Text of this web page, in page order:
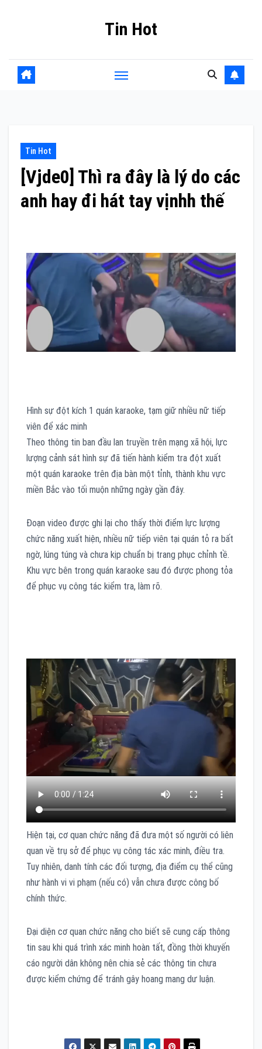
Tin Hot
Tin Hot
[Vjde0] Thì ra đây là lý do các
anh hay đi hát tay vịnhh thế
Hình sự đột kích 1 quán karaoke, tạm giữ nhiều nữ tiếp
viên để xác minh
Theo thông tin ban đầu lan truyền trên mạng xã hội, lực
lượng cảnh sát hình sự đã tiến hành kiểm tra đột xuất
một quán karaoke trên địa bàn một tỉnh, thành khu vực
miền Bắc vào tối muộn những ngày gần đây.
Đoạn video được ghi lại cho thấy thời điểm lực lượng
chức năng xuất hiện, nhiều nữ tiếp viên tại quán tỏ ra bất
ngờ, lúng túng và chưa kịp chuẩn bị trang phục chỉnh tề.
Khu vực bên trong quán karaoke sau đó được phong tỏa
để phục vụ công tác kiểm tra, làm rõ.
Hiện tại, cơ quan chức năng đã đưa một số người có liên
quan về trụ sở để phục vụ công tác xác minh, điều tra.
Tuy nhiên, danh tính các đối tượng, địa điểm cụ thể cũng
như hành vi vi phạm (nếu có) vẫn chưa được công bố
chính thức.
Đại diện cơ quan chức năng cho biết sẽ cung cấp thông
tin sau khi quá trình xác minh hoàn tất, đồng thời khuyến
cáo người dân không nên chia sẻ các thông tin chưa
được kiểm chứng để tránh gây hoang mang dư luận.